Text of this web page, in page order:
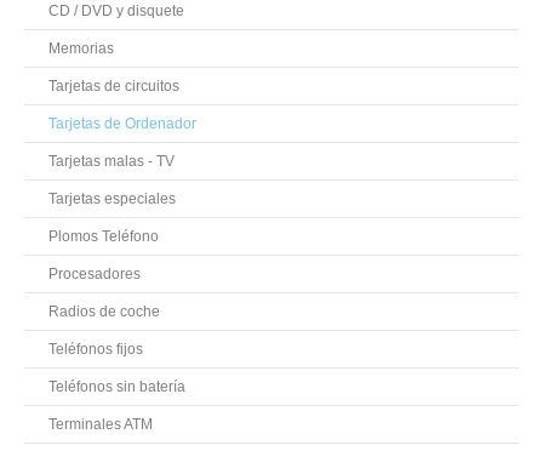
CD / DVD y disquete
Memorias
Tarjetas de circuitos
Tarjetas de Ordenador
Tarjetas malas - TV
Tarjetas especiales
Plomos Teléfono
Procesadores
Radios de coche
Teléfonos fijos
Teléfonos sin batería
Terminales ATM